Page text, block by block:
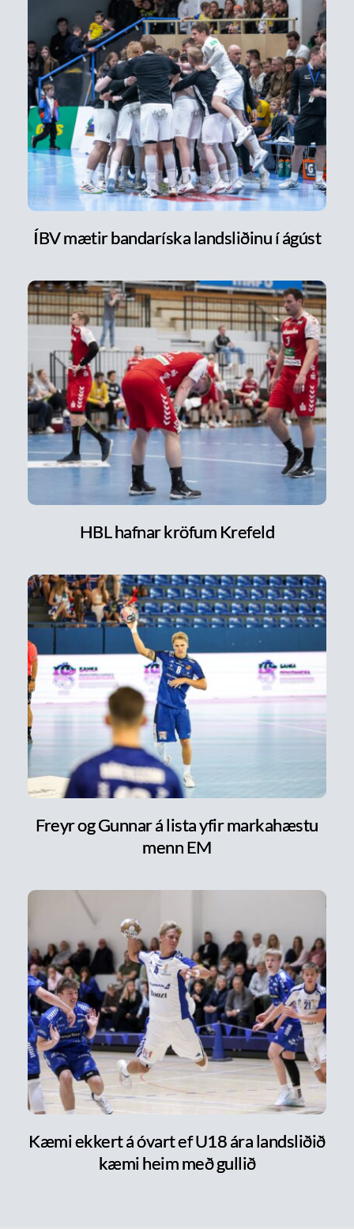
ÍBV mætir bandaríska landsliðinu í ágúst
HBL hafnar kröfum Krefeld
Freyr og Gunnar á lista yfir markahæstu
menn EM
Kæmi ekkert á óvart ef U18 ára landsliðið
kæmi heim með gullið